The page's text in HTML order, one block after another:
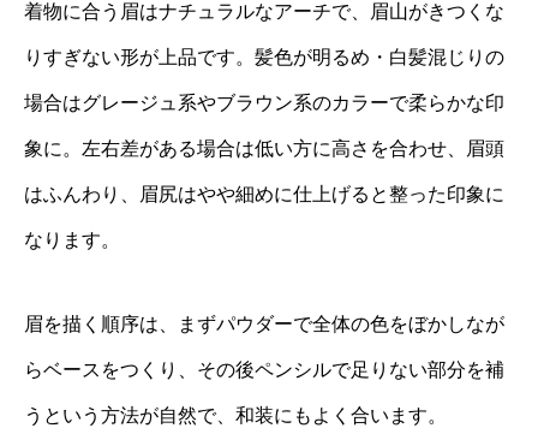
着物に合う眉はナチュラルなアーチで、眉山がきつくな
りすぎない形が上品です。髪色が明るめ・白髪混じりの
場合はグレージュ系やブラウン系のカラーで柔らかな印
象に。左右差がある場合は低い方に高さを合わせ、眉頭
はふんわり、眉尻はやや細めに仕上げると整った印象に
なります。
眉を描く順序は、まずパウダーで全体の色をぼかしなが
らベースをつくり、その後ペンシルで足りない部分を補
うという方法が自然で、和装にもよく合います。